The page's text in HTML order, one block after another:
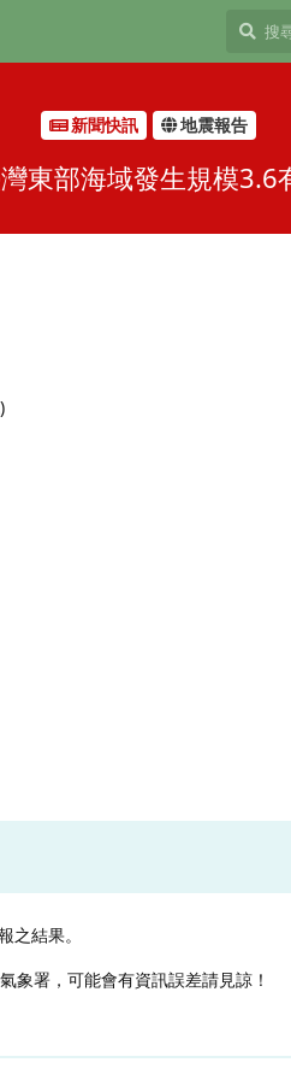
新聞快訊 地震報告
東部海域發生規模3.6
結果。
象署，可能會有資訊誤差請見諒！